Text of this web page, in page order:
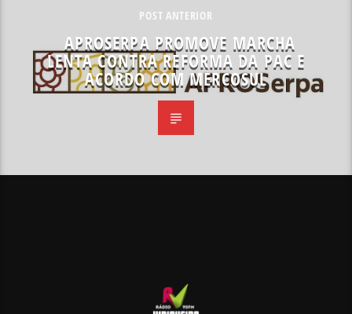
POST ANTERIOR
APROSERPA PROMOVE MARCHA
LENTA CONTRA REFORMA DA PAC E
ACORDO COM MERCOSUL